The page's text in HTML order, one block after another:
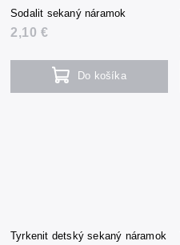
Sodalit sekaný náramok
2,10 €
Do košíka
Tyrkenit detský sekaný náramok